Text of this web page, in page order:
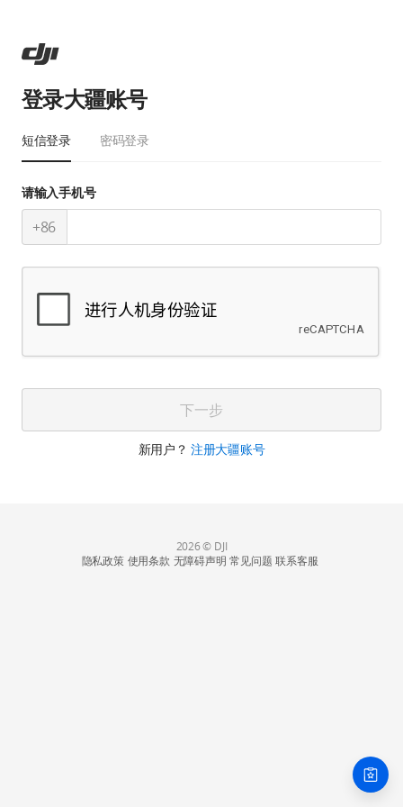
登录大疆账号
短信登录 密码登录
请输入手机号
+86
下一步
新用户？注册大疆账号
2026 © DJI
隐私政策 使用条款 无障碍声明 常见问题 联系客服